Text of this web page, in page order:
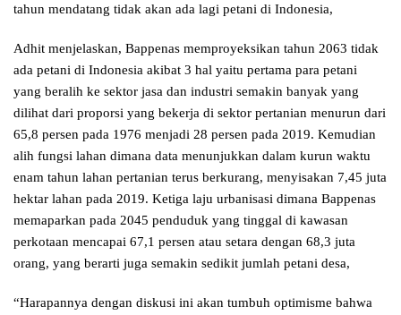
tahun mendatang tidak akan ada lagi petani di Indonesia,
Adhit menjelaskan, Bappenas memproyeksikan tahun 2063 tidak
ada petani di Indonesia akibat 3 hal yaitu pertama para petani
yang beralih ke sektor jasa dan industri semakin banyak yang
dilihat dari proporsi yang bekerja di sektor pertanian menurun dari
65,8 persen pada 1976 menjadi 28 persen pada 2019. Kemudian
alih fungsi lahan dimana data menunjukkan dalam kurun waktu
enam tahun lahan pertanian terus berkurang, menyisakan 7,45 juta
hektar lahan pada 2019. Ketiga laju urbanisasi dimana Bappenas
memaparkan pada 2045 penduduk yang tinggal di kawasan
perkotaan mencapai 67,1 persen atau setara dengan 68,3 juta
orang, yang berarti juga semakin sedikit jumlah petani desa,
“Harapannya dengan diskusi ini akan tumbuh optimisme bahwa